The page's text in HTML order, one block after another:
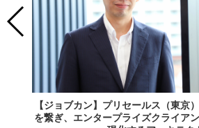
【ジョブカン】プリセールス（東京
を繋ぎ、エンタープライズクライア